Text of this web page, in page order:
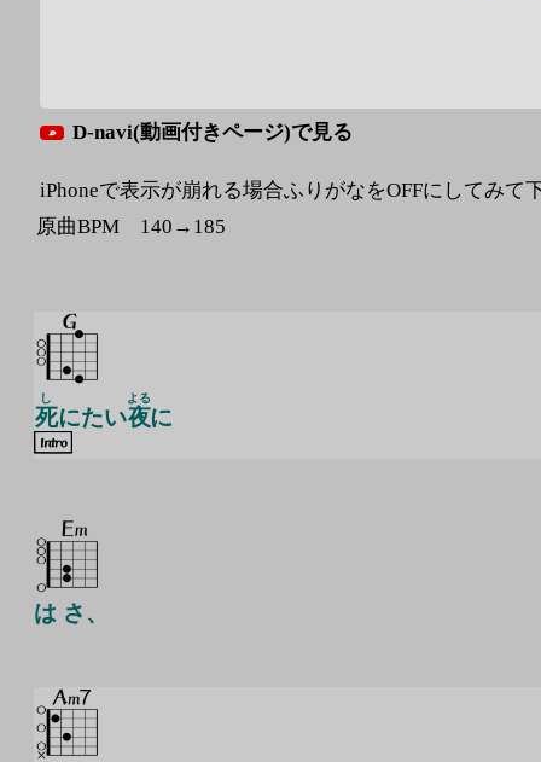
D-navi(動画付きページ)で見る
iPhoneで表示が崩れる場合ふりがなをOFFにしてみて
原曲BPM 140→185
死
し
にたい夜
よる
に
は さ、